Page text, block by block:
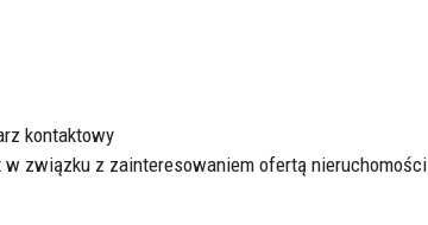
kontaktowy
związku z zainteresowaniem ofertą nieruchomości